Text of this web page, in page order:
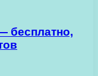
бесплатно,